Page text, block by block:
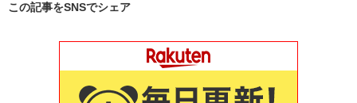
この記事をSNSでシェア